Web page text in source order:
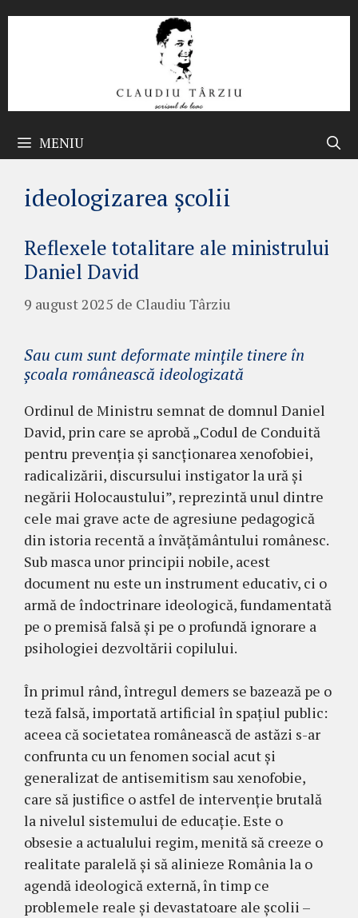
MENIU
ideologizarea școlii
Reflexele totalitare ale ministrului
Daniel David
9 august 2025 de Claudiu Târziu
Sau cum sunt deformate mințile tinere în
școala românească ideologizată
Ordinul de Ministru semnat de domnul Daniel
David, prin care se aprobă „Codul de Conduită
pentru prevenția și sancționarea xenofobiei,
radicalizării, discursului instigator la ură și
negării Holocaustului”, reprezintă unul dintre
cele mai grave acte de agresiune pedagogică
din istoria recentă a învățământului românesc.
Sub masca unor principii nobile, acest
document nu este un instrument educativ, ci o
armă de îndoctrinare ideologică, fundamentată
pe o premisă falsă și pe o profundă ignorare a
psihologiei dezvoltării copilului.
În primul rând, întregul demers se bazează pe o
teză falsă, importată artificial în spațiul public:
aceea că societatea românească de astăzi s-ar
confrunta cu un fenomen social acut și
generalizat de antisemitism sau xenofobie,
care să justifice o astfel de intervenție brutală
la nivelul sistemului de educație. Este o
obsesie a actualului regim, menită să creeze o
realitate paralelă și să alinieze România la o
agendă ideologică externă, în timp ce
problemele reale și devastatoare ale școlii –